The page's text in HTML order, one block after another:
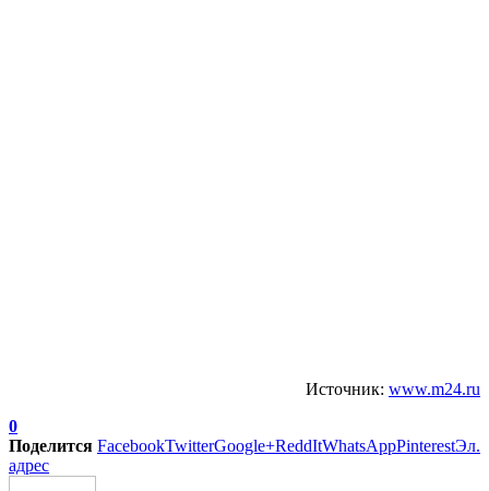
Источник: www.m24.ru
0
Поделится FacebookTwitterGoogle+ReddItWhatsAppPinterestЭл.
адрес